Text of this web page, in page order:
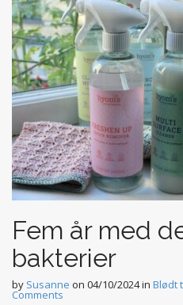
Fem år med
bakterier
by Susanne on 04/10/2024in Blødt
Comments